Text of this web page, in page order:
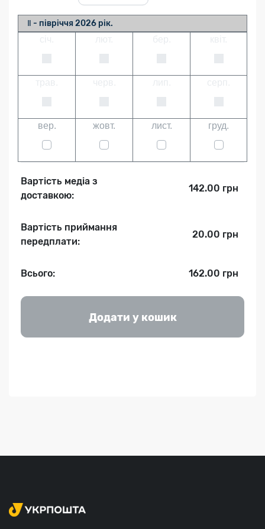
Ⅱ - півріччя 2026 рік.
вер. жовт. лист. груд.
Вартість медіа з
доставкою:
142.00 грн
Вартість приймання
передплати:
20.00 грн
Всього: 162.00 грн
Додати у кошик